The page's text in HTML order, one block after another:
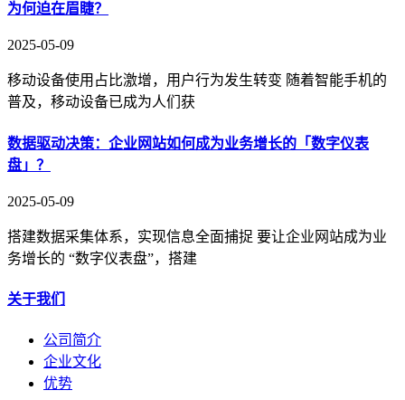
为何迫在眉睫？
2025-05-09
移动设备使用占比激增，用户行为发生转变 随着智能手机的
普及，移动设备已成为人们获
数据驱动决策：企业网站如何成为业务增长的「数字仪表
盘」？
2025-05-09
搭建数据采集体系，实现信息全面捕捉 要让企业网站成为业
务增长的 “数字仪表盘”，搭建
关于我们
公司简介
企业文化
优势